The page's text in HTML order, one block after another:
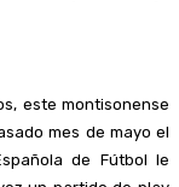
este montisonense
mes de mayo el
de Fútbol le